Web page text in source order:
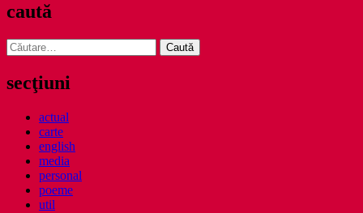
caută
Caută
după:
secţiuni
actual
carte
english
media
personal
poeme
util